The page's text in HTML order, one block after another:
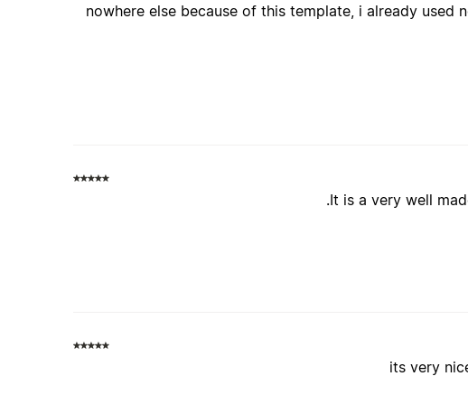
nowhere else because of this template, i already
It is a very well
its very